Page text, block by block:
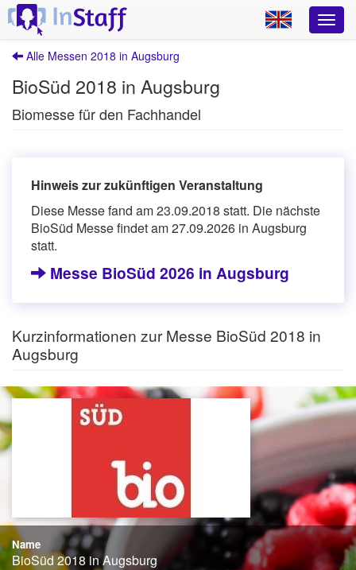
Alle Messen 2018 in Augsburg
BioSüd 2018 in Augsburg
Biomesse für den Fachhandel
Hinweis zur zukünftigen Veranstaltung
Diese Messe fand am 23.09.2018 statt. Die nächste
BioSüd Messe findet am 27.09.2026 in Augsburg
statt.
Messe BioSüd 2026 in Augsburg
Kurzinformationen zur Messe BioSüd 2018 in
Augsburg
Name
BioSüd 2018 in Augsburg